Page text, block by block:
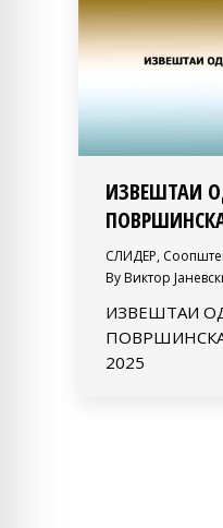
ИЗВЕШТАИ
СЛИДЕР,
By Виктор
ИЗВЕШТАИ
2025